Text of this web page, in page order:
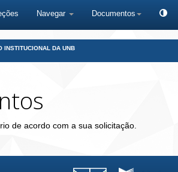
Navegar Documentos
INSTITUCIONAL DA UNB
de acordo com a sua solicitação.